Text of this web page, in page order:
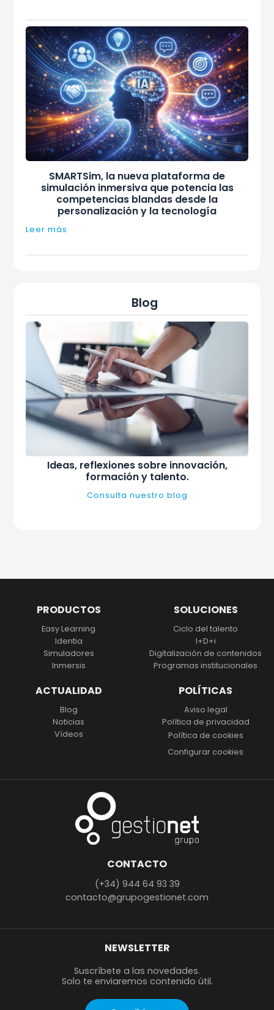
SMARTSim, la nueva plataforma de
simulación inmersiva que potencia las
competencias blandas desde la
personalización y la tecnología
Leer más
Blog
Ideas, reflexiones sobre innovación,
formación y talento.
Consulta nuestro blog
PRODUCTOS
Easy Learning
Identia
Simuladores
Inmersis
SOLUCIONES
Ciclo del talento
I+D+i
Digitalización de contenidos
Programas institucionales
ACTUALIDAD
Blog
Noticias
Vídeos
POLÍTICAS
Aviso legal
Política de privacidad
Política de cookies
Configurar cookies
CONTACTO
(+34) 944 64 93 39
contacto@grupogestionet.com
NEWSLETTER
Suscríbete a las novedades.
Solo te enviaremos contenido útil.